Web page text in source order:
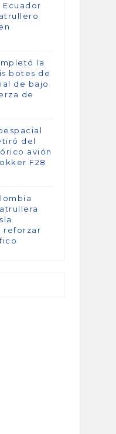
Ecuador
la
botes de
de bajo
de
del
avión
F28
reforzar